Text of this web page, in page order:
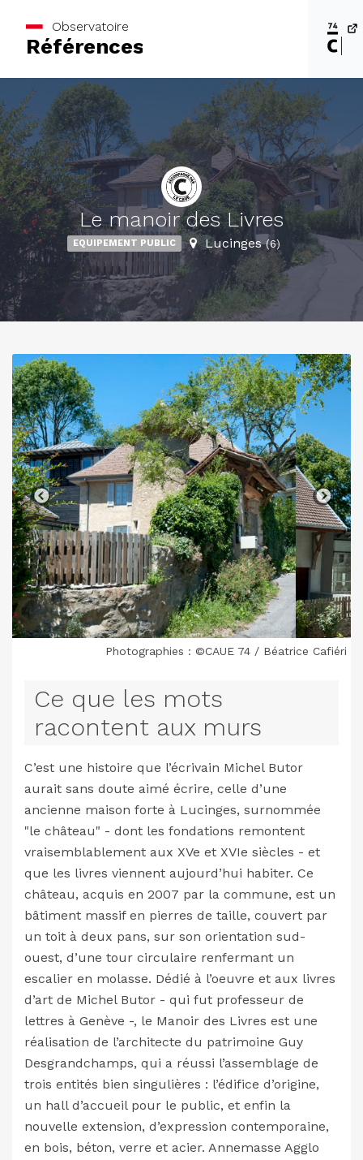
Références
Observatoire
Le manoir des Livres
EQUIPEMENT PUBLIC Lucinges(6)
Photographies : ©CAUE 74 / Béatrice Cafiéri
Ce que les mots
racontent aux murs
C’est une histoire que l’écrivain Michel Butor
aurait sans doute aimé écrire, celle d’une
ancienne maison forte à Lucinges, surnommée
"le château" - dont les fondations remontent
vraisemblablement aux XVe et XVIe siècles - et
que les livres viennent aujourd’hui habiter. Ce
château, acquis en 2007 par la commune, est un
bâtiment massif en pierres de taille, couvert par
un toit à deux pans, sur son orientation sud-
ouest, d’une tour circulaire renfermant un
escalier en molasse. Dédié à l’oeuvre et aux livres
d’art de Michel Butor - qui fut professeur de
lettres à Genève -, le Manoir des Livres est une
réalisation de l’architecte du patrimoine Guy
Desgrandchamps, qui a réussi l’assemblage de
trois entités bien singulières : l’édifice d’origine,
un hall d’accueil pour le public, et enfin la
nouvelle extension, d’expression contemporaine,
en bois, béton, verre et acier. Annemasse Agglo